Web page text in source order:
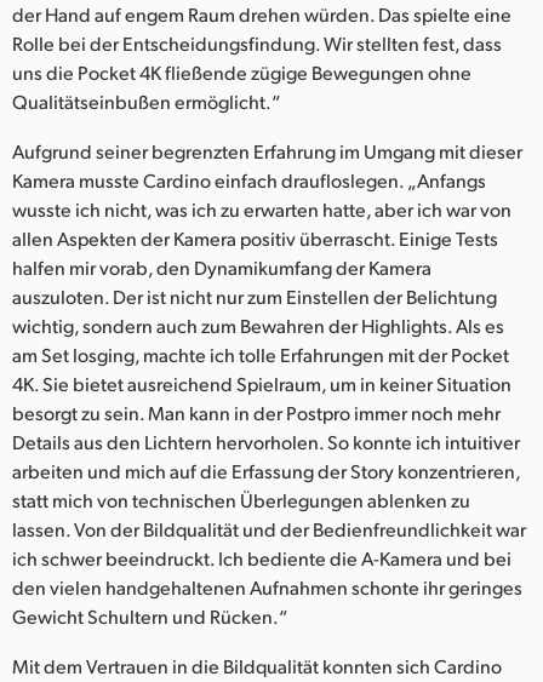
der Hand auf engem Raum drehen würden. Das spielte eine
Rolle bei der Entscheidungsfindung. Wir stellten fest, dass
uns die Pocket 4K fließende zügige Bewegungen ohne
Qualitätseinbußen ermöglicht.“
Aufgrund seiner begrenzten Erfahrung im Umgang mit dieser
Kamera musste Cardino einfach draufloslegen. „Anfangs
wusste ich nicht, was ich zu erwarten hatte, aber ich war von
allen Aspekten der Kamera positiv überrascht. Einige Tests
halfen mir vorab, den Dynamikumfang der Kamera
auszuloten. Der ist nicht nur zum Einstellen der Belichtung
wichtig, sondern auch zum Bewahren der Highlights. Als es
am Set losging, machte ich tolle Erfahrungen mit der Pocket
4K. Sie bietet ausreichend Spielraum, um in keiner Situation
besorgt zu sein. Man kann in der Postpro immer noch mehr
Details aus den Lichtern hervorholen. So konnte ich intuitiver
arbeiten und mich auf die Erfassung der Story konzentrieren,
statt mich von technischen Überlegungen ablenken zu
lassen. Von der Bildqualität und der Bedienfreundlichkeit war
ich schwer beeindruckt. Ich bediente die A-Kamera und bei
den vielen handgehaltenen Aufnahmen schonte ihr geringes
Gewicht Schultern und Rücken.“
Mit dem Vertrauen in die Bildqualität konnten sich Cardino